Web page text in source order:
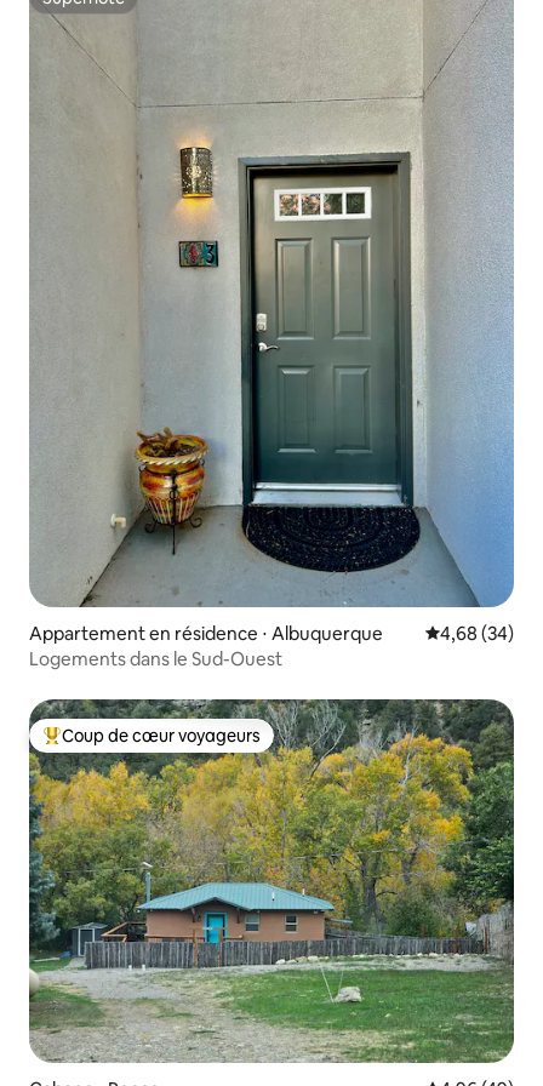
Superhôte
Appartement en résidence ⋅ Albuquerque Évaluation
4,68 (34)
Logements dans le Sud-Ouest
Coups de cœur voyageurs les plus appréciés
Coup de cœur voyageurs